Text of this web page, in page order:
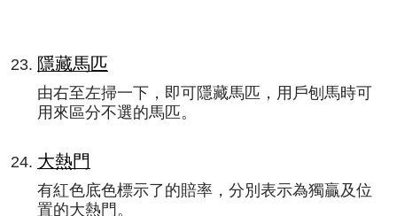
隱藏馬匹
由右至左掃一下，即可隱藏馬匹，用戶刨馬時可
用來區分不選的馬匹。
大熱門
有紅色底色標示了的賠率，分別表示為獨贏及位
置的大熱門。